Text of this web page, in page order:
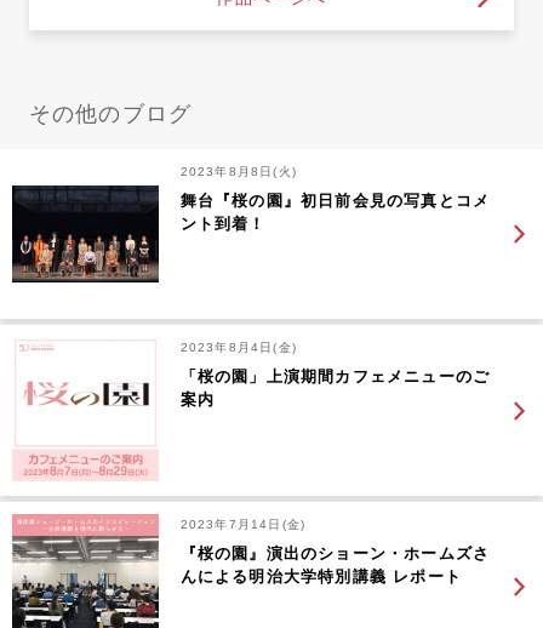
その他のブログ
2023年8月8日(火)
舞台『桜の園』初日前会見の写真とコメ
ント到着！
2023年8月4日(金)
「桜の園」上演期間カフェメニューのご
案内
2023年7月14日(金)
『桜の園』演出のショーン・ホームズさ
んによる明治大学特別講義 レポート